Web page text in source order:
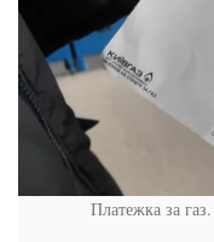
Платежка за